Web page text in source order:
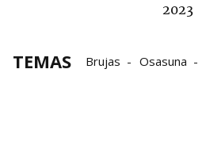
2023
TEMAS Brujas Osasuna